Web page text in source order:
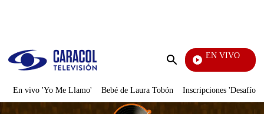
Enviar
EN VIVO
Día A
En vivo 'Yo Me Llamo' Bebé de Laura Tobón Inscripciones 'Desafío'